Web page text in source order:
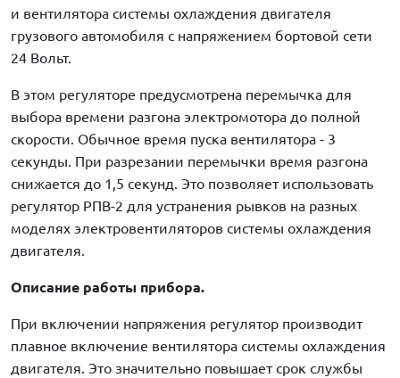
и вентилятора системы охлаждения двигателя
грузового автомобиля с напряжением бортовой сети
24 Вольт.
В этом регуляторе предусмотрена перемычка для
выбора времени разгона электромотора до полной
скорости. Обычное время пуска вентилятора - 3
секунды. При разрезании перемычки время разгона
снижается до 1,5 секунд. Это позволяет использовать
регулятор РПВ-2 для устранения рывков на разных
моделях электровентиляторов системы охлаждения
двигателя.
Описание работы прибора.
При включении напряжения регулятор производит
плавное включение вентилятора системы охлаждения
двигателя. Это значительно повышает срок службы